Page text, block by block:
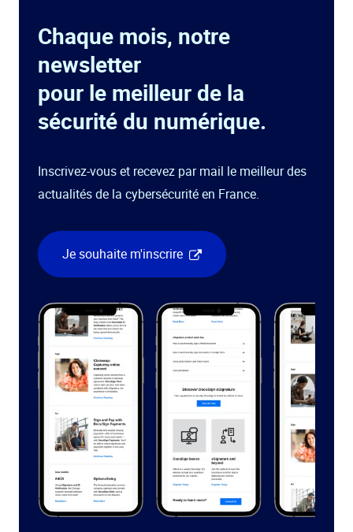
Chaque mois, notre
newsletter
pour le meilleur de la
sécurité du numérique.
Inscrivez-vous et recevez par mail le meilleur des
actualités de la cybersécurité en France.
Je souhaite m'inscrire